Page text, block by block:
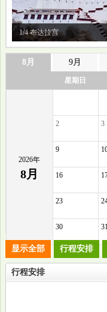
1/4 布达拉宫
8月 9月
星期日
2026年
8月
2 3
9
16
23
30
显示全部 行程安排
行程安排